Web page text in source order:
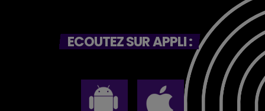
ECOUTEZ SUR APPLI :